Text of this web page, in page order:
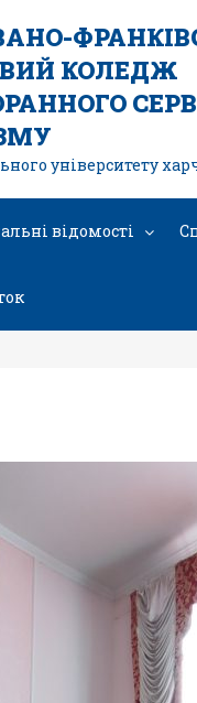
КОЛЕДЖ
університету
відомості